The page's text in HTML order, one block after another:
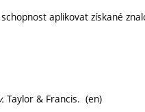
aplikovat získané
Taylor & Francis. (en)